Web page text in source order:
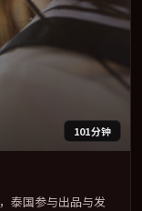
101分钟
泰国参与出品与发